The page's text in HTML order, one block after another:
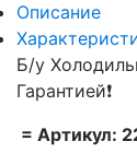
Описание
Б/у
Гарантией❗
= Артикул: